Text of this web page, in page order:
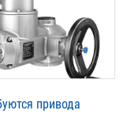
привода